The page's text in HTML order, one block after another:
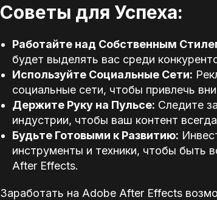
Советы для Успеха:
Работайте над Собственным
будет выделять вас среди
Используйте Социальные Сети:
социальные сети, чтобы привлечь
Держите Руку на Пульсе: Следите
индустрии, чтобы ваш контент
Будьте Готовыми к Развитию:
инструменты и техники, чтобы быть
After Effects.
Заработать на Adobe After Effects